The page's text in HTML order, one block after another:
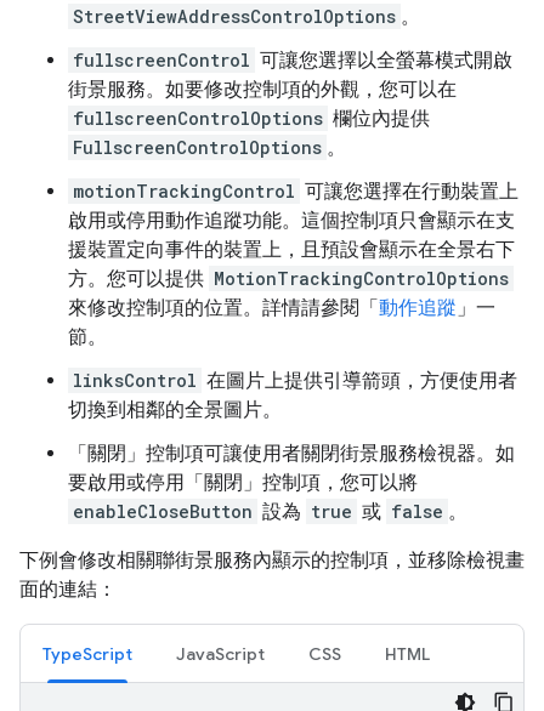
StreetViewAddressControlOptions 。
fullscreenControl 可讓您選擇以全螢幕模式開啟
街景服務。如要修改控制項的外觀，您可以在
fullscreenControlOptions 欄位內提供
FullscreenControlOptions 。
motionTrackingControl 可讓您選擇在行動裝置上
啟用或停用動作追蹤功能。這個控制項只會顯示在支
援裝置定向事件的裝置上，且預設會顯示在全景右下
方。您可以提供 MotionTrackingControlOptions
來修改控制項的位置。詳情請參閱「動作追蹤 」一
節。
linksControl 在圖片上提供引導箭頭，方便使用者
切換到相鄰的全景圖片。
「關閉」控制項可讓使用者關閉街景服務檢視器。如
要啟用或停用「關閉」控制項，您可以將
enableCloseButton 設為 true 或 false 。
下例會修改相關聯街景服務內顯示的控制項，並移除檢視畫
面的連結：
TypeScript JavaScript CSS HTML